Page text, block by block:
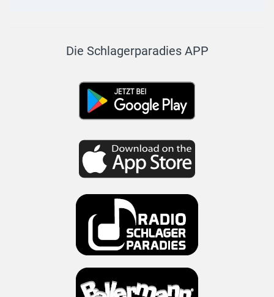
Die Schlagerparadies APP